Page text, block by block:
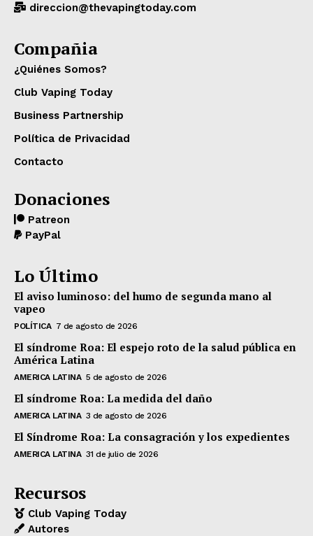
direccion@thevapingtoday.com
Compañia
¿Quiénes Somos?
Club Vaping Today
Business Partnership
Política de Privacidad
Contacto
Donaciones
Patreon
PayPal
Lo Último
El aviso luminoso: del humo de segunda mano al
vapeo
POLÍTICA 7 de agosto de 2026
El síndrome Roa: El espejo roto de la salud pública en
América Latina
AMERICA LATINA 5 de agosto de 2026
El síndrome Roa: La medida del daño
AMERICA LATINA 3 de agosto de 2026
El Síndrome Roa: La consagración y los expedientes
AMERICA LATINA 31 de julio de 2026
Recursos
Club Vaping Today
Autores